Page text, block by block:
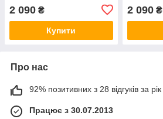
2 090 ₴
Купити
2 090₴
Про нас
92% позитивних з 28 відгуків за рік
Працює з 30.07.2013